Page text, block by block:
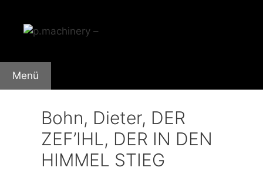
Inhalt
springen
Menü
Bohn, Dieter, DER
ZEF’IHL, DER IN DEN
HIMMEL STIEG